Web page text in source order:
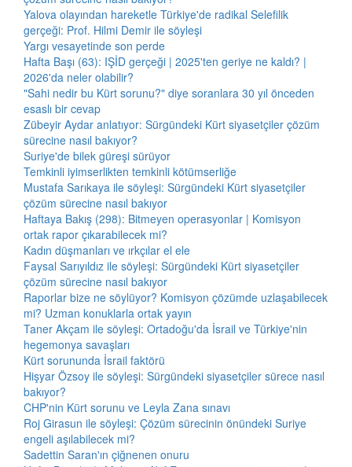
Yalova olayından hareketle Türkiye'de radikal Selefilik
gerçeği: Prof. Hilmi Demir ile söyleşi
Yargı vesayetinde son perde
Hafta Başı (63): IŞİD gerçeği | 2025'ten geriye ne kaldı? |
2026'da neler olabilir?
"Sahi nedir bu Kürt sorunu?" diye soranlara 30 yıl önceden
esaslı bir cevap
Zübeyir Aydar anlatıyor: Sürgündeki Kürt siyasetçiler çözüm
sürecine nasıl bakıyor?
Suriye'de bilek güreşi sürüyor
Temkinli iyimserlikten temkinli kötümserliğe
Mustafa Sarıkaya ile söyleşi: Sürgündeki Kürt siyasetçiler
çözüm sürecine nasıl bakıyor
Haftaya Bakış (298): Bitmeyen operasyonlar | Komisyon
ortak rapor çıkarabilecek mi?
Kadın düşmanları ve ırkçılar el ele
Faysal Sarıyıldız ile söyleşi: Sürgündeki Kürt siyasetçiler
çözüm sürecine nasıl bakıyor
Raporlar bize ne söylüyor? Komisyon çözümde uzlaşabilecek
mi? Uzman konuklarla ortak yayın
Taner Akçam ile söyleşi: Ortadoğu'da İsrail ve Türkiye'nin
hegemonya savaşları
Kürt sorununda İsrail faktörü
Hişyar Özsoy ile söyleşi: Sürgündeki siyasetçiler sürece nasıl
bakıyor?
CHP'nin Kürt sorunu ve Leyla Zana sınavı
Roj Girasun ile söyleşi: Çözüm sürecinin önündeki Suriye
engeli aşılabilecek mi?
Sadettin Saran'ın çiğnenen onuru